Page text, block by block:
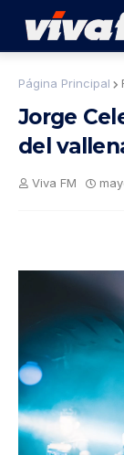
Página Principal
Jorge
del
Viva FM